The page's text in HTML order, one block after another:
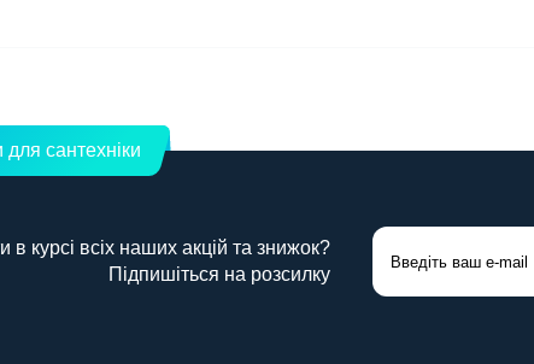
сантехніки
в курсі всіх наших акцій та знижок?
Підпишіться на розсилку